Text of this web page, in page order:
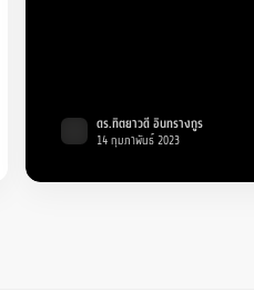
ดร.ทิตยาวดี อินทรางกูร
14 กุมภาพันธ์ 2023